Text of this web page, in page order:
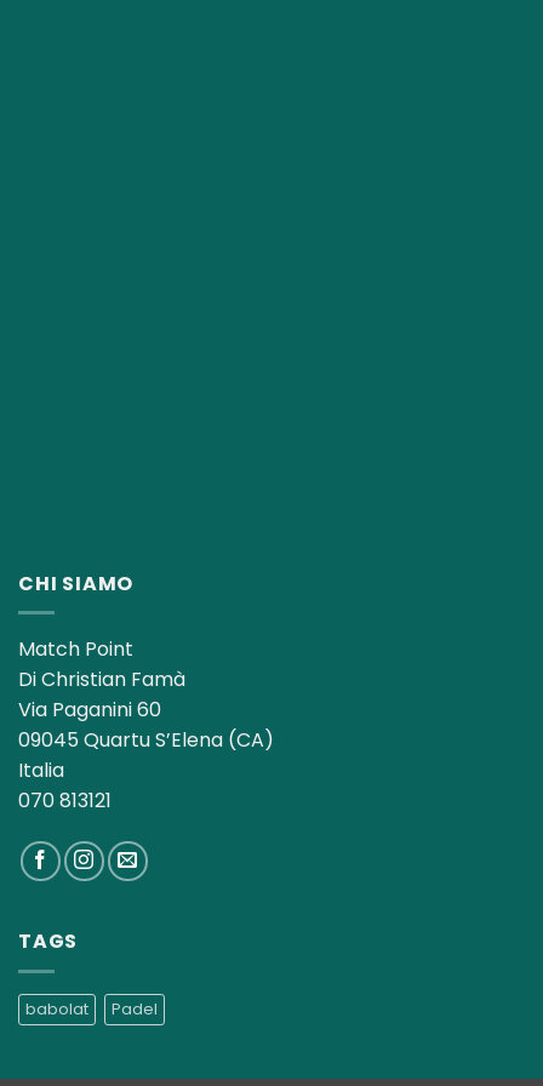
CHI SIAMO
Match Point
Di Christian Famà
Via Paganini 60
09045 Quartu S’Elena (CA)
Italia
070 813121
TAGS
babolat Padel